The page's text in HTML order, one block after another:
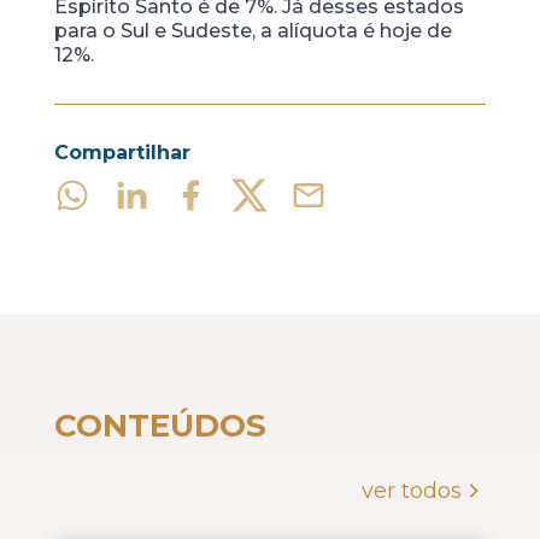
Espírito Santo é de 7%. Já desses estados
para o Sul e Sudeste, a alíquota é hoje de
12%.
Compartilhar
CONTEÚDOS
ver todos